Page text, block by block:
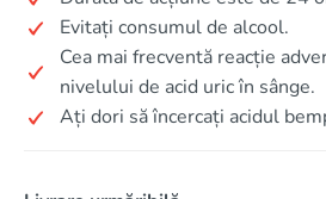
Evitați consumul de alcool.
Cea mai frecventă reacție
nivelului de acid uric în sânge.
Ați dori să încercați acidul